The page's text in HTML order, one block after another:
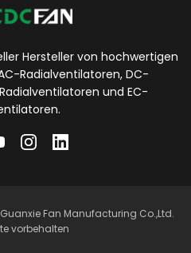
Hersteller von hochwertigen
Radialventilatoren, DC-
und EC-
Fan Manufacturing Co.,Ltd.
vorbehalten